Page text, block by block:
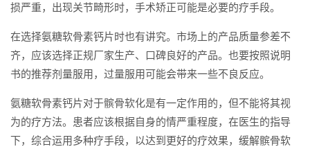
损严重，出现关节畸形时，手术矫正可能是必要的疗手段。
在选择氨糖软骨素钙片时也有讲究。市场上的产品质量参差不
齐，应该选择正规厂家生产、口碑良好的产品。也要按照说明
书的推荐剂量服用，过量服用可能会带来一些不良反应。
氨糖软骨素钙片对于髌骨软化是有一定作用的，但不能将其视
为的疗方法。患者应该根据自身的情严重程度，在医生的指导
下，综合运用多种疗手段，以达到更好的疗效果，缓解髌骨软